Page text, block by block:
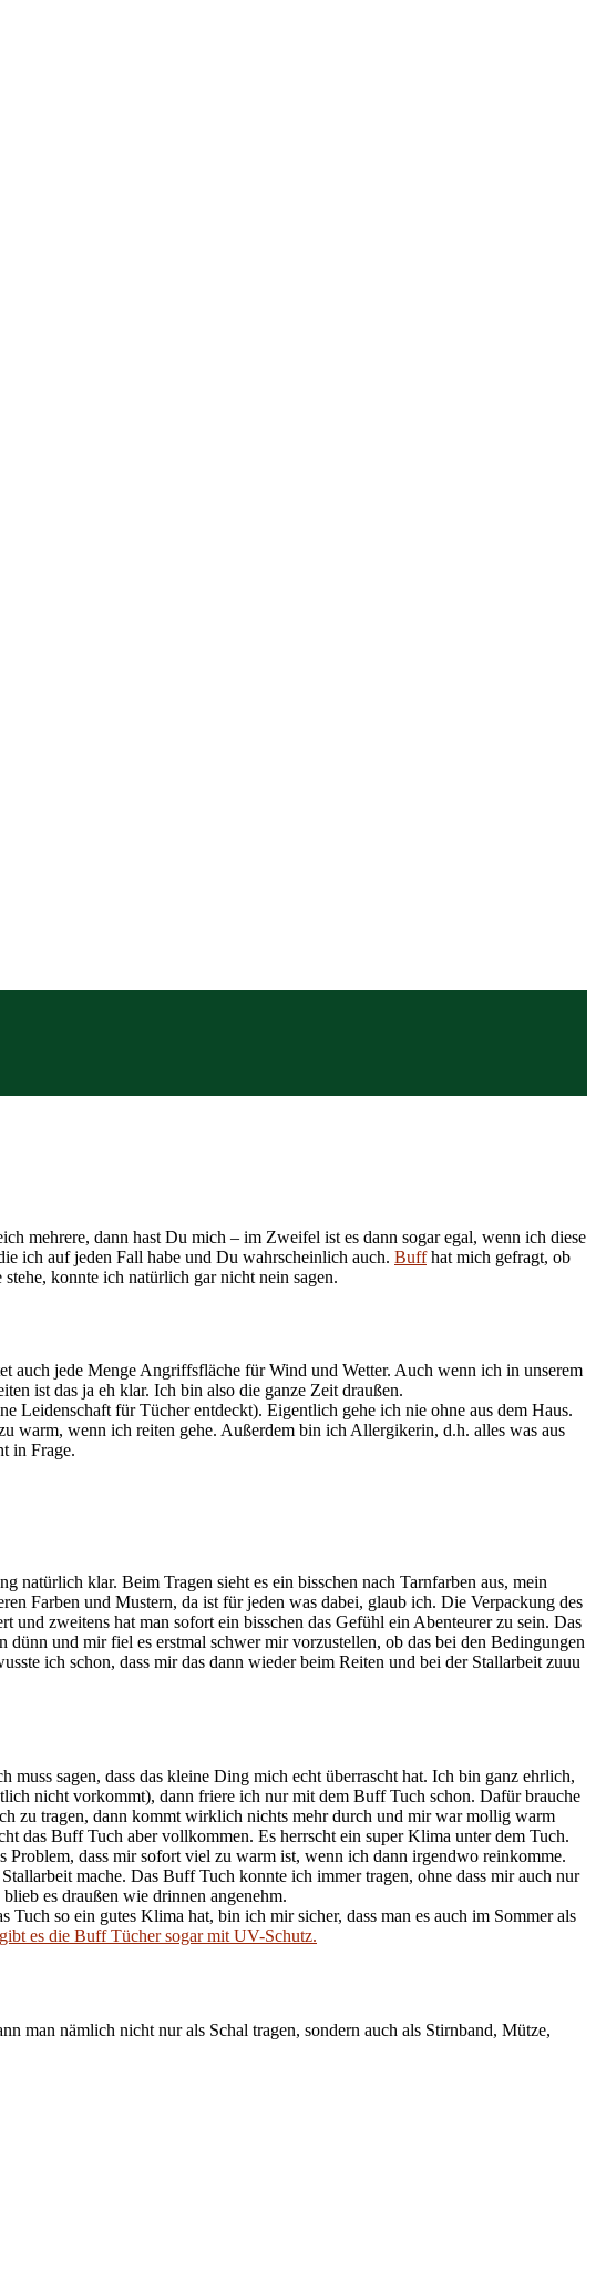
mehrere, dann hast Du mich – im Zweifel ist es dann sogar egal, wenn ich diese
ich auf jeden Fall habe und Du wahrscheinlich auch. Buffhat mich gefragt, ob
konnte ich natürlich gar nicht nein sagen.
auch jede Menge Angriffsfläche für Wind und Wetter. Auch wenn ich in unserem
ist das ja eh klar. Ich bin also die ganze Zeit draußen.
Leidenschaft für Tücher entdeckt). Eigentlich gehe ich nie ohne aus dem Haus.
warm, wenn ich reiten gehe. Außerdem bin ich Allergikerin, d.h. alles was aus
in Frage.
klar. Beim Tragen sieht es ein bisschen nach Tarnfarben aus, mein
Farben und Mustern, da ist für jeden was dabei, glaub ich. Die Verpackung des
zweitens hat man sofort ein bisschen das Gefühl ein Abenteurer zu sein. Das
und mir fiel es erstmal schwer mir vorzustellen, ob das bei den Bedingungen
ich schon, dass mir das dann wieder beim Reiten und bei der Stallarbeit zuuu
sagen, dass das kleine Ding mich echt überrascht hat. Ich bin ganz ehrlich,
nicht vorkommt), dann friere ich nur mit dem Buff Tuch schon. Dafür brauche
zu tragen, dann kommt wirklich nichts mehr durch und mir war mollig warm
das Buff Tuch aber vollkommen. Es herrscht ein super Klima unter dem Tuch.
dass mir sofort viel zu warm ist, wenn ich dann irgendwo reinkomme.
mache. Das Buff Tuch konnte ich immer tragen, ohne dass mir auch nur
es draußen wie drinnen angenehm.
so ein gutes Klima hat, bin ich mir sicher, dass man es auch im Sommer als
es die Buff Tücher sogar mit UV-Schutz.
man nämlich nicht nur als Schal tragen, sondern auch als Stirnband, Mütze,